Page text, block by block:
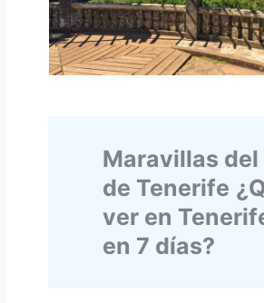
Maravillas del
de Tenerife
ver en
en 7 días?